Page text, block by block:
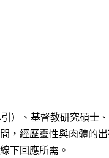
）、基督教研究碩士
，經歷靈性與肉體的
下回應所需。